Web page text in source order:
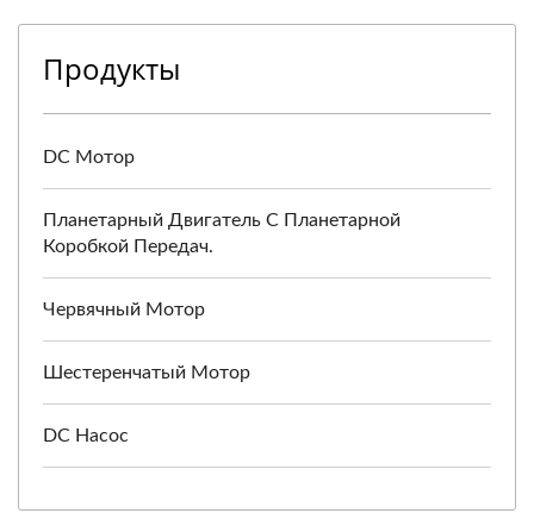
Продукты
DC Мотор
Планетарный Двигатель С Планетарной
Коробкой Передач.
Червячный Мотор
Шестеренчатый Мотор
DC Насос